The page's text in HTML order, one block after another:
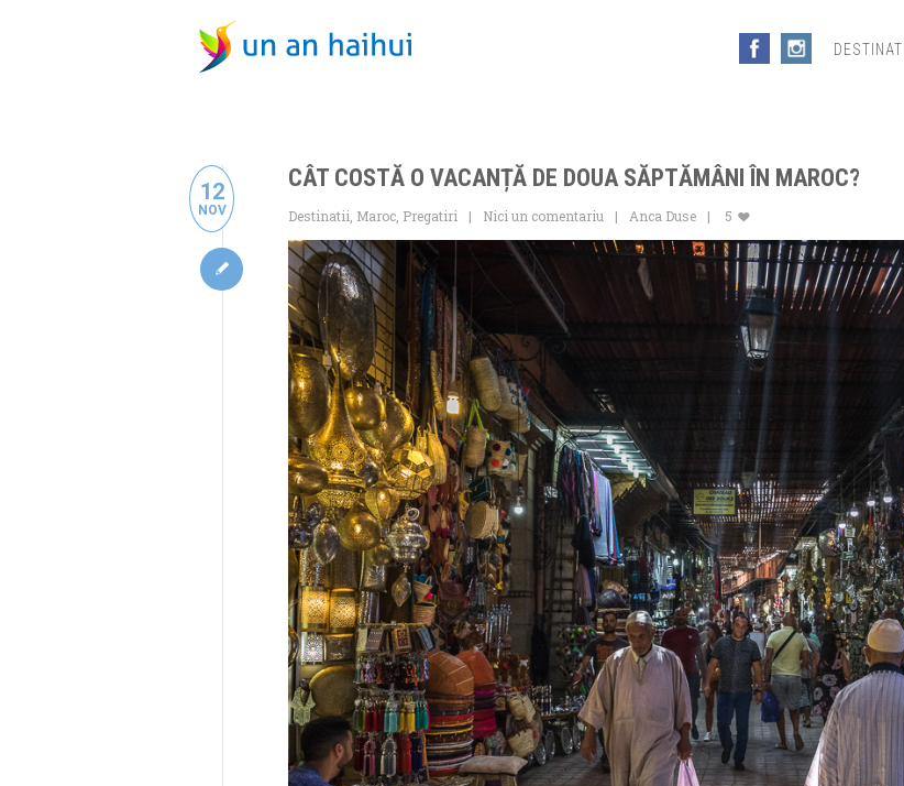
DESTINATII
12
NOV
CÂT COSTĂ O VACANȚĂ DE DOUA SĂPTĂMÂNI ÎN MAROC?
Destinatii Maroc Pregatiri Nici un comentariu Anca Duse 5